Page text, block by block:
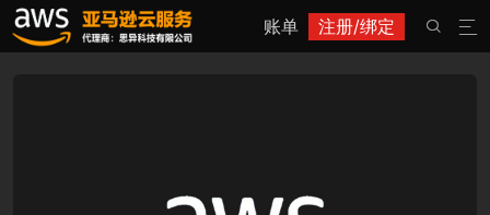
账单 注册/绑定 
